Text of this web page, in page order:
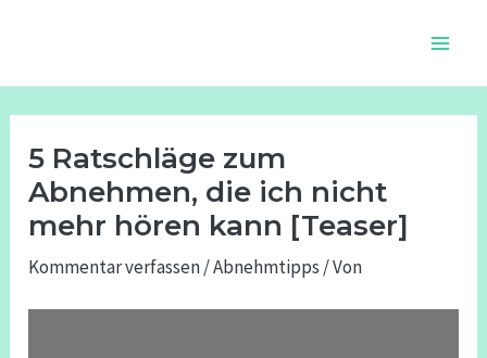
5 Ratschläge zum
Abnehmen, die ich nicht
mehr hören kann [Teaser]
Kommentar verfassen/Abnehmtipps / Von